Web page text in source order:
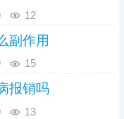
12
副作用
15
报销吗
13